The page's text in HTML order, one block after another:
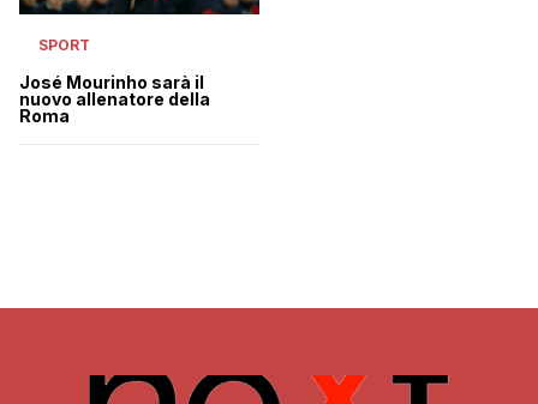
SPORT
José Mourinho sarà il
nuovo allenatore della
Roma